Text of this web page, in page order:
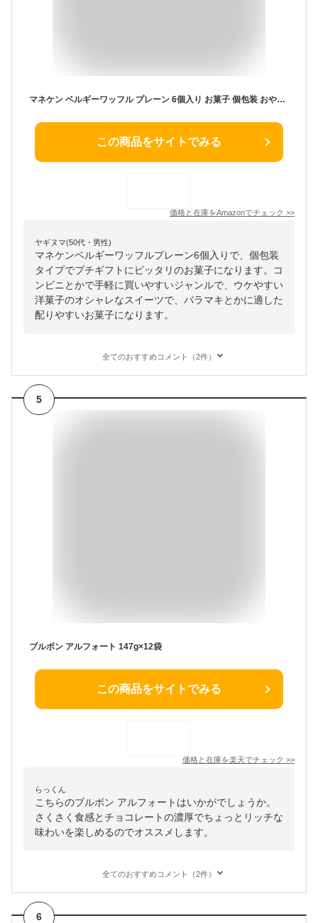
マネケン ベルギーワッフル プレーン 6個入り お菓子 個包装 おやつ 朝食
この商品をサイトでみる
価格と在庫をAmazonでチェック >>
ヤギヌマ(50代・男性)
マネケンベルギーワッフルプレーン6個入りで、個包装
タイプでプチギフトにピッタリのお菓子になります。コ
ンビニとかで手軽に買いやすいジャンルで、ウケやすい
洋菓子のオシャレなスイーツで、バラマキとかに適した
配りやすいお菓子になります。
全てのおすすめコメント（2件）
5
ブルボン アルフォート 147g×12袋
この商品をサイトでみる
価格と在庫を楽天でチェック >>
らっくん
こちらのブルボン アルフォートはいかがでしょうか。
さくさく食感とチョコレートの濃厚でちょっとリッチな
味わいを楽しめるのでオススメします。
全てのおすすめコメント（2件）
6